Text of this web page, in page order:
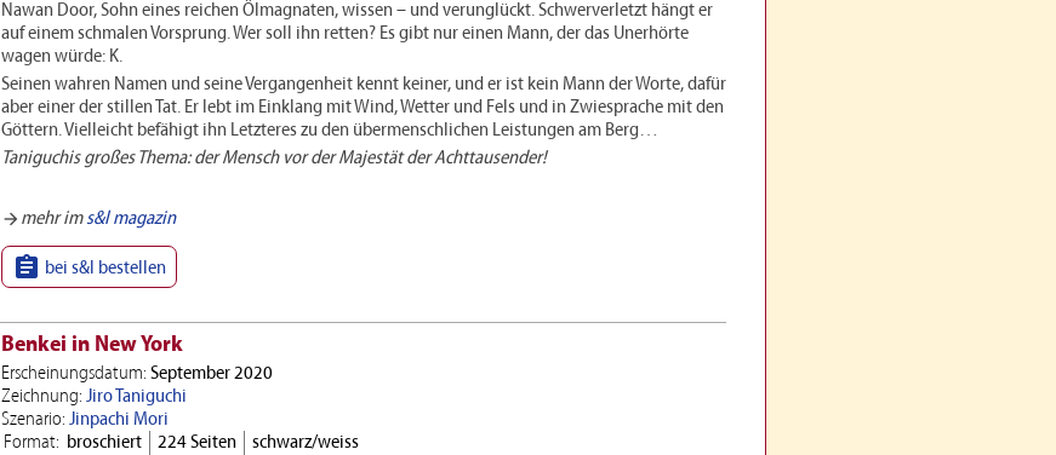
Nawan Door, Sohn eines reichen Ölmagnaten, wissen – und verunglückt. Schwerverletzt hängt er
auf einem schmalen Vorsprung. Wer soll ihn retten? Es gibt nur einen Mann, der das Unerhörte
wagen würde: K.
Seinen wahren Namen und seine Vergangenheit kennt keiner, und er ist kein Mann der Worte, dafür
aber einer der stillen Tat. Er lebt im Einklang mit Wind, Wetter und Fels und in Zwiesprache mit den
Göttern. Vielleicht befähigt ihn Letzteres zu den übermenschlichen Leistungen am Berg…
Taniguchis großes Thema: der Mensch vor der Majestät der Achttausender!
arrow_forward mehr ims&l magazin
 bei s&l bestellen
Benkei in New York
Erscheinungsdatum: September 2020
Zeichnung: Jiro Taniguchi
Szenario: Jinpachi Mori
Format: broschiert 224 Seiten
schwarz/weiss